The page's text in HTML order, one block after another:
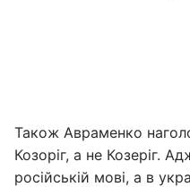
Також Авраменко
Козоріг, а не Козеріг.
російській мові, а в